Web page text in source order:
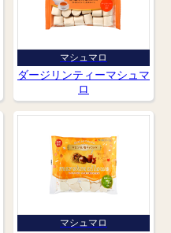
マシュマロ
ダージリンティーマシュマ
ロ
マシュマロ